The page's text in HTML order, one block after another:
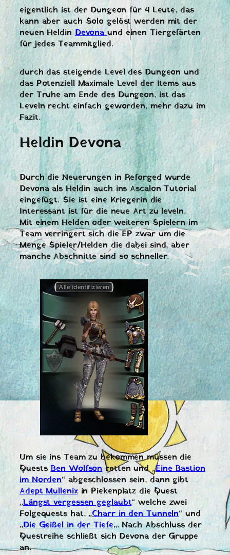
eigentlich ist der Dungeon für 4 Leute, das
kann aber auch Solo gelöst werden mit der
neuen HeldinDevonaund einen Tiergefärten
für jedes Teammitglied.
durch das steigende Level des Dungeon und
das Potenziell Maximale Level der Items aus
der Truhe am Ende des Dungeon, ist das
Leveln recht einfach geworden, mehr dazu im
Fazit.
Heldin Devona
Durch die Neuerungen in Reforged wurde
Devona als Heldin auch ins Ascalon Tutorial
eingefügt. Sie ist eine Kriegerin die
Interessant ist für die neue Art zu leveln.
Mit einem Helden oder weiteren Spielern im
Team verringert sich die EP zwar um die
Menge Spieler/Helden die dabei sind, aber
manche Abschnitte sind so schneller.
Um sie ins Team zu bekommen müssen die
QuestsBen Wolfsonretten und „Eine Bastion
im Norden“ abgeschlossen sein, dann gibt
Adept Mullenixin Piekenplatz die Quest
„Längst vergessen geglaubt“ welche zwei
Folgequests hat, „Charr in den Tunneln“ und
„Die Geißel in der Tiefe„. Nach Abschluss der
Questreihe schließt sich Devona der Gruppe
an.